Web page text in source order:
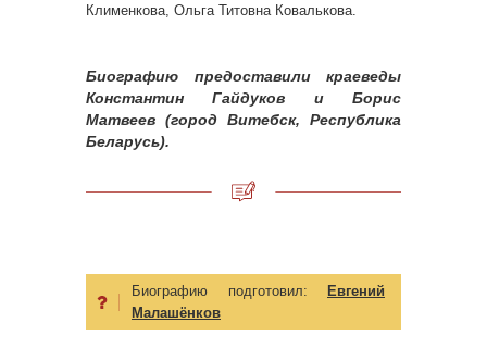
Клименкова, Ольга Титовна Ковалькова.
Биографию предоставили краеведы
Константин Гайдуков и Борис
Матвеев (город Витебск, Республика
Беларусь).
Биографию подготовил:
Евгений
Малашёнков